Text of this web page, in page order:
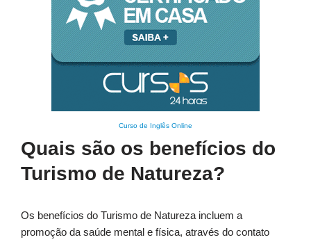
Curso de Inglês Online
Quais são os benefícios do
Turismo de Natureza?
Os benefícios do Turismo de Natureza incluem a
promoção da saúde mental e física, através do contato